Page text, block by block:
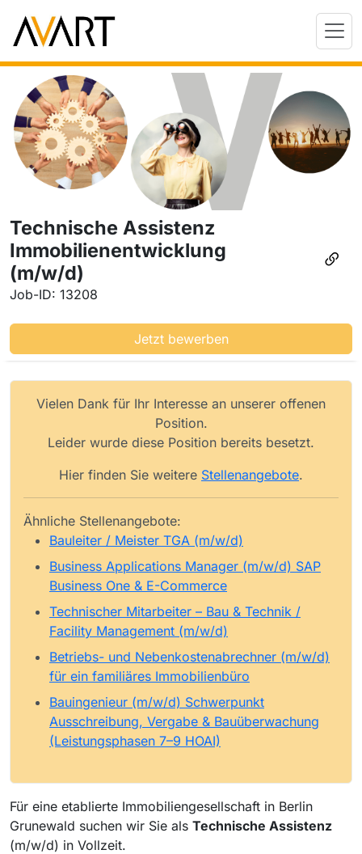
Technische Assistenz
Immobilienentwicklung
(m/w/d)
Job-ID: 13208
Jetzt bewerben
Vielen Dank für Ihr Interesse an unserer offenen
Position.
Leider wurde diese Position bereits besetzt.
Hier finden Sie weitere Stellenangebote.
Ähnliche Stellenangebote:
Bauleiter / Meister TGA (m/w/d)
Business Applications Manager (m/w/d) SAP
Business One & E-Commerce
Technischer Mitarbeiter – Bau & Technik /
Facility Management (m/w/d)
Betriebs- und Nebenkostenabrechner (m/w/d)
für ein familiäres Immobilienbüro
Bauingenieur (m/w/d) Schwerpunkt
Ausschreibung, Vergabe & Bauüberwachung
(Leistungsphasen 7–9 HOAI)
Für eine etablierte Immobiliengesellschaft in Berlin
Grunewald suchen wir Sie als Technische Assistenz
(m/w/d) in Vollzeit.